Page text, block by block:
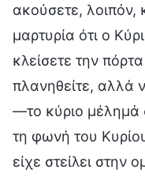
ακούσετε, λοιπόν,
μαρτυρία ότι ο
κλείσετε την
πλανηθείτε, αλλά
—το κύριο μέλημά
τη φωνή του
είχε στείλει